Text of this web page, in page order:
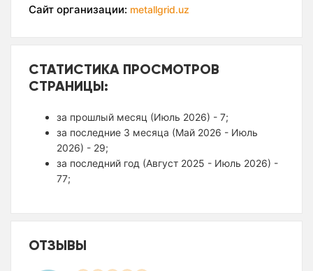
Сайт организации: metallgrid.uz
СТАТИСТИКА ПРОСМОТРОВ
СТРАНИЦЫ:
за прошлый месяц (Июль 2026) - 7;
за последние 3 месяца (Май 2026 - Июль
2026) - 29;
за последний год (Август 2025 - Июль 2026) -
77;
ОТЗЫВЫ